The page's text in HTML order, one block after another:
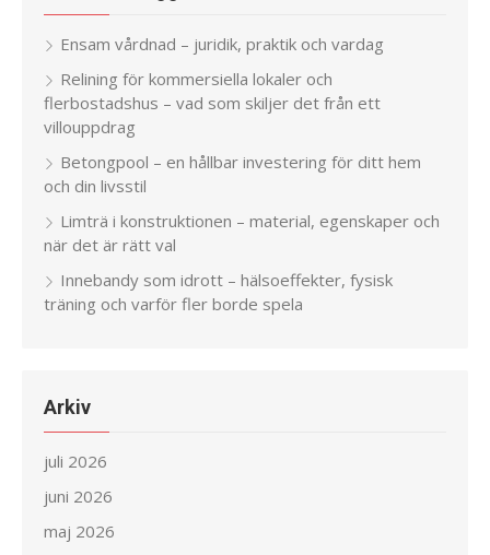
Ensam vårdnad – juridik, praktik och vardag
Relining för kommersiella lokaler och
flerbostadshus – vad som skiljer det från ett
villouppdrag
Betongpool – en hållbar investering för ditt hem
och din livsstil
Limträ i konstruktionen – material, egenskaper och
när det är rätt val
Innebandy som idrott – hälsoeffekter, fysisk
träning och varför fler borde spela
Arkiv
juli 2026
juni 2026
maj 2026